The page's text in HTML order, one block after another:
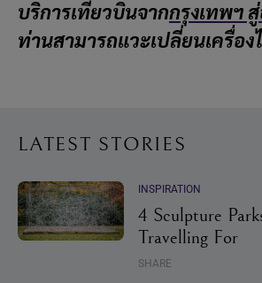
บริการเที่ยวบินจากกรุงเทพฯ
ท่านสามารถแวะเปลี่ยนเครื่อ
LATEST STORIES
INSPIRATION
4 Sculpture
Travelling For
SHARE